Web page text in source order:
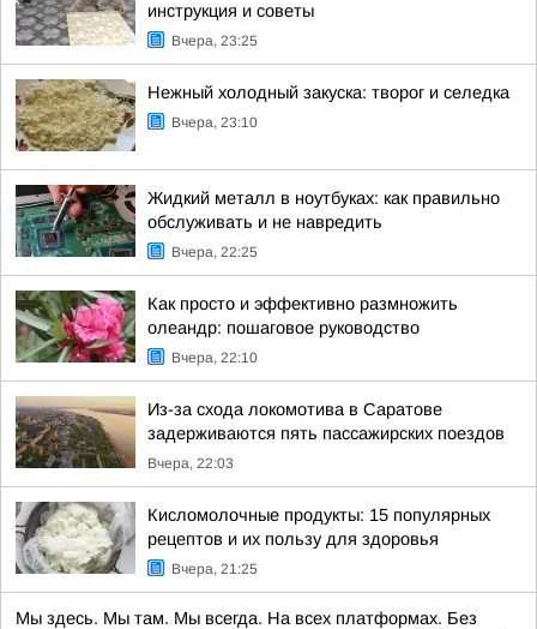
инструкция и советы
Вчера, 23:25
Нежный холодный закуска: творог и селедка
Вчера, 23:10
Жидкий металл в ноутбуках: как правильно
обслуживать и не навредить
Вчера, 22:25
Как просто и эффективно размножить
олеандр: пошаговое руководство
Вчера, 22:10
Из-за схода локомотива в Саратове
задерживаются пять пассажирских поездов
Вчера, 22:03
Кисломолочные продукты: 15 популярных
рецептов и их пользу для здоровья
Вчера, 21:25
Мы здесь. Мы там. Мы всегда. На всех платформах. Без